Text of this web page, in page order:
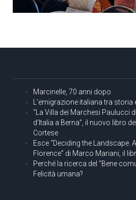
Marcinelle, 70 anni dopo
L’emigrazione italiana tra storia
“La Villa dei Marchesi Paulucci
d’Italia a Berna”, il nuovo libro
Cortese
Esce “Deciding the Landscape.
Florence” di Marco Mariani, il
Perché la ricerca del “Bene
Felicità umana?